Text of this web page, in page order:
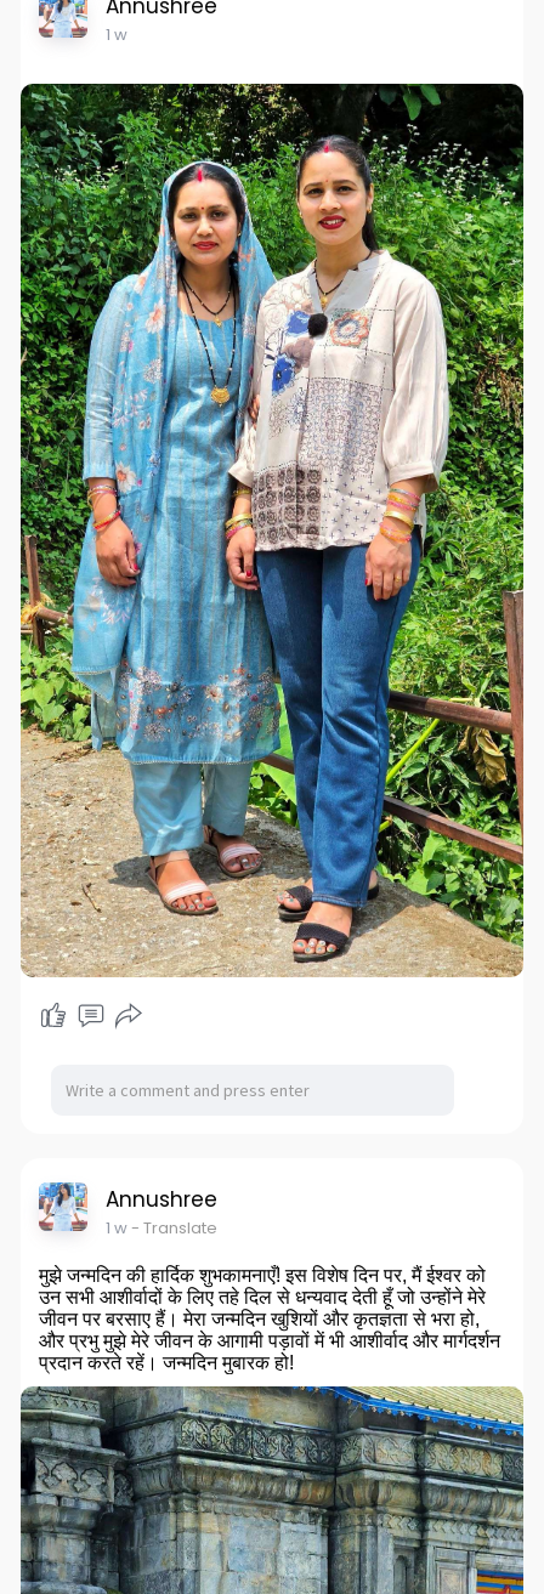
Annushree
1 w
Annushree
1 w- Translate
मुझे जन्मदिन की हार्दिक शुभकामनाएँ! इस विशेष दिन पर, मैं ईश्वर को
उन सभी आशीर्वादों के लिए तहे दिल से धन्यवाद देती हूँ जो उन्होंने मेरे
जीवन पर बरसाए हैं। मेरा जन्मदिन खुशियों और कृतज्ञता से भरा हो,
और प्रभु मुझे मेरे जीवन के आगामी पड़ावों में भी आशीर्वाद और मार्गदर्शन
प्रदान करते रहें। जन्मदिन मुबारक हो!